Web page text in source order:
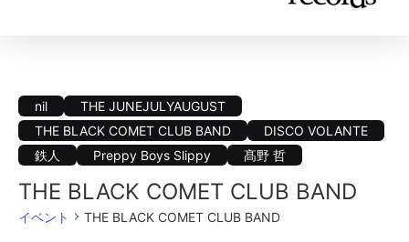
nil
THE JUNEJULYAUGUST
THE BLACK COMET CLUB BAND
DISCO VOLANTE
鉄人
Preppy Boys Slippy 髙野 哲
THE BLACK COMET CLUB BAND
イベント THE BLACK COMET CLUB BAND